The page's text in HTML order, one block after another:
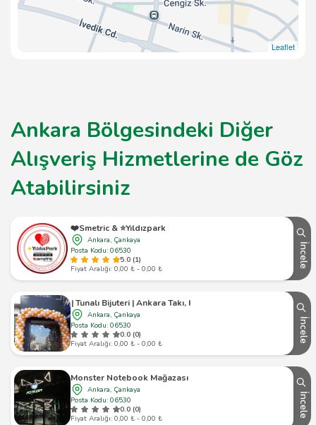
Leaflet
Ankara Bölgesindeki Diğer
Alışveriş Hizmetlerine de Göz
Atabilirsiniz
❤️Smetric & ⭐️Yıldızpark
Ankara, Çankaya
Posta Kodu: 06530
5.0 (1)
Fiyat Aralığı: 0,00 ₺ - 0,00 ₺
İncele
| Tunalı Bijuteri | Ankara Takı, Kolye, Bileklik, Toka | Tunalı Hilmi Çanta
Ankara, Çankaya
Posta Kodu: 06530
0.0 (0)
Fiyat Aralığı: 0,00 ₺ - 0,00 ₺
İncele
Monster Notebook Mağazası
Ankara, Çankaya
Posta Kodu: 06530
0.0 (0)
Fiyat Aralığı: 0,00 ₺ - 0,00 ₺
İncele